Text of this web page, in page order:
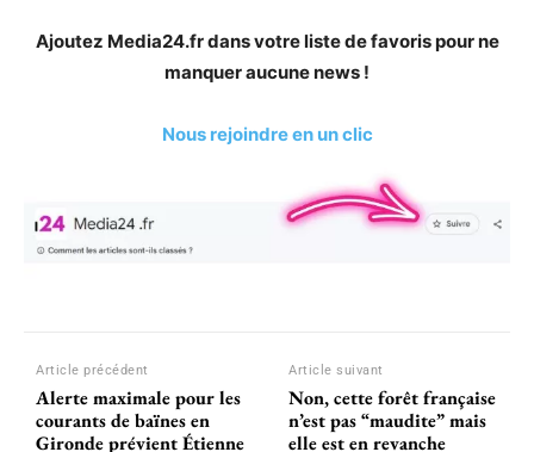
Ajoutez Media24.fr dans votre liste de favoris pour ne
manquer aucune news !
Nous rejoindre en un clic
Article précédent
Alerte maximale pour les
courants de baïnes en
Gironde prévient Étienne
Article suivant
Non, cette forêt française
n’est pas “maudite” mais
elle est en revanche